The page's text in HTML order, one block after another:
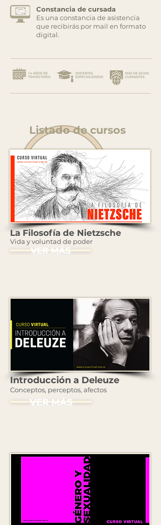
Constancia de cursada
Es una constancia de asistencia
que recibirás por mail en formato
digital.
Listado de cursos
La Filosofía de Nietzsche
Vida y voluntad de poder
VER MÁS
Introducción a Deleuze
Conceptos, perceptos, afectos
VER MÁS